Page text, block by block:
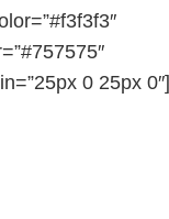
0 25px 0″]